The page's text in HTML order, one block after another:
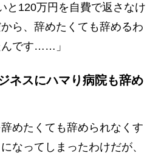
と120万円を自費で返さなけ
ら、辞めたくても辞めるわ
んです……」
ネスにハマり病院も辞め
めたくても辞められなくす
なってしまったわけだが、